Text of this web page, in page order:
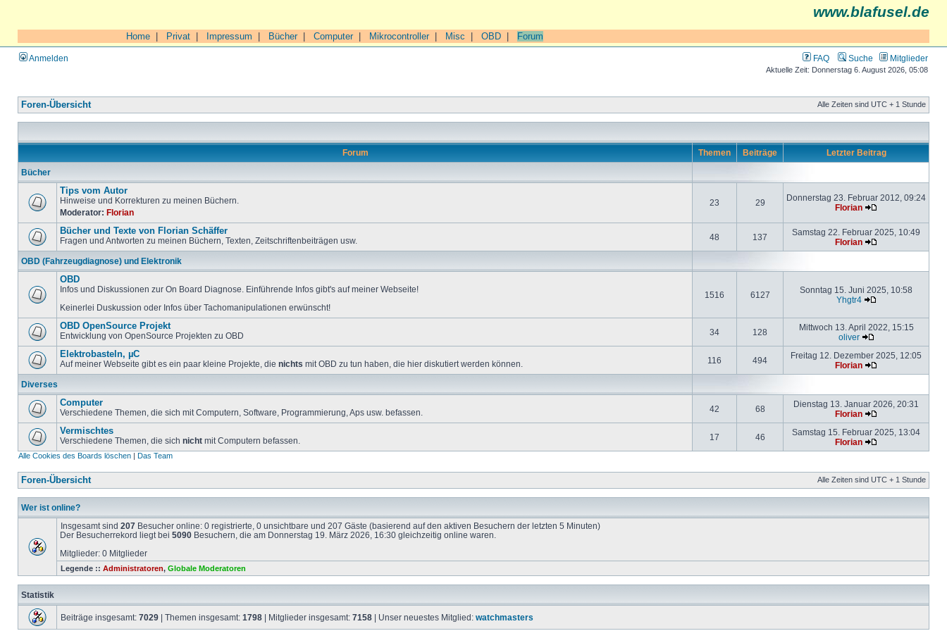
www.blafusel.de
Home Privat Impressum Bücher| Computer| Mikrocontroller| Misc OBD Forum
Anmelden FAQ Suche Mitglieder
Aktuelle Zeit: Donnerstag 6. August 2026, 05:08
Foren-Übersicht Alle Zeiten sind UTC + 1 Stunde
Forum Themen Beiträge Letzter Beitrag
Bücher
Tips vom Autor
Hinweise und Korrekturen zu meinen Büchern.
Moderator: Florian
23 29
Donnerstag 23. Februar 2012, 09:24
Florian
Bücher und Texte von Florian Schäffer
Fragen und Antworten zu meinen Büchern, Texten, Zeitschriftenbeiträgen usw. 48 137
Samstag 22. Februar 2025, 10:49
Florian
OBD (Fahrzeugdiagnose) und Elektronik
OBD
Infos und Diskussionen zur On Board Diagnose. Einführende Infos gibt's auf meiner Webseite!
Keinerlei Duskussion oder Infos über Tachomanipulationen erwünscht!
1516 6127
Sonntag 15. Juni 2025, 10:58
Yhgtr4
OBD OpenSource Projekt
Entwicklung von OpenSource Projekten zu OBD 34 128
Mittwoch 13. April 2022, 15:15
oliver
Elektrobasteln, µC
Auf meiner Webseite gibt es ein paar kleine Projekte, die nichts mit OBD zu tun haben, die hier diskutiert werden können. 116 494
Freitag 12. Dezember 2025, 12:05
Florian
Diverses
Computer
Verschiedene Themen, die sich mit Computern, Software, Programmierung, Aps usw. befassen. 42 68
Dienstag 13. Januar 2026, 20:31
Florian
Vermischtes
Verschiedene Themen, die sich nicht mit Computern befassen. 17 46
Samstag 15. Februar 2025, 13:04
Florian
Alle Cookies des Boards löschen | Das Team
Foren-Übersicht Alle Zeiten sind UTC + 1 Stunde
Wer ist online?
Insgesamt sind 207 Besucher online: 0 registrierte, 0 unsichtbare und 207 Gäste (basierend auf den aktiven Besuchern der letzten 5 Minuten)
Der Besucherrekord liegt bei 5090 Besuchern, die am Donnerstag 19. März 2026, 16:30 gleichzeitig online waren.
Mitglieder: 0 Mitglieder
Legende :: Administratoren, Globale Moderatoren
Statistik
Beiträge insgesamt: 7029 | Themen insgesamt: 1798 | Mitglieder insgesamt: 7158 | Unser neuestes Mitglied: watchmasters